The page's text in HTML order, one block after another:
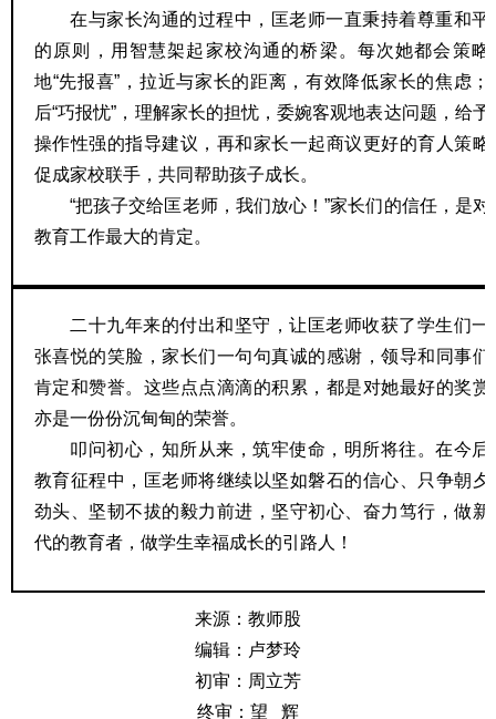
在与家长沟通的过程中，匡老师一直秉持着尊重和平
的原则，用智慧架起家校沟通的桥梁。每次她都会策略
地“先报喜”，拉近与家长的距离，有效降低家长的焦虑；
后“巧报忧”，理解家长的担忧，委婉客观地表达问题，给予
操作性强的指导建议，再和家长一起商议更好的育人策略
促成家校联手，共同帮助孩子成长。
“把孩子交给匡老师，我们放心！”家长们的信任，是对
教育工作最大的肯定。
二十九年来的付出和坚守，让匡老师收获了学生们一
张喜悦的笑脸，家长们一句句真诚的感谢，领导和同事们
肯定和赞誉。这些点点滴滴的积累，都是对她最好的奖赏
亦是一份份沉甸甸的荣誉。
叩问初心，知所从来，筑牢使命，明所将往。在今后
教育征程中，匡老师将继续以坚如磐石的信心、只争朝夕
劲头、坚韧不拔的毅力前进，坚守初心、奋力笃行，做新
代的教育者，做学生幸福成长的引路人！
来源：教师股
编辑：卢梦玲
初审：周立芳
终审：望 辉